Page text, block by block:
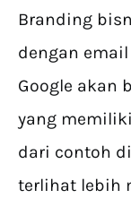
Branding
dengan
Google akan
yang
dari contoh
terlihat lebih